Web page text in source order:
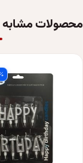
محصولات مشابه